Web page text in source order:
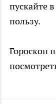
пускайте
пользу.
Гороскоп